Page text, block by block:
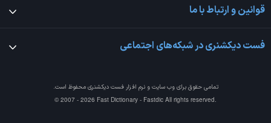
قوانین و ارتباط با ما
فست دیکشنری در شبکه‌های اجتماعی
تمامی حقوق برای وب سایت و نرم افزارفست دیکشنری محفوظ است.
© 2007 - 2026 Fast Dictionary - Fastdic All rights reserved.